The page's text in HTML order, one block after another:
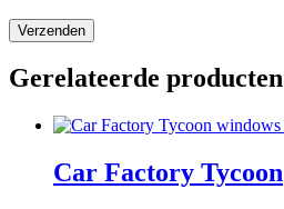
Gerelateerde producten
Car Factory Tycoon